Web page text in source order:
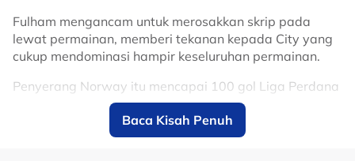
Fulham mengancam untuk merosakkan skrip pada
lewat permainan, memberi tekanan kepada City yang
cukup mendominasi hampir keseluruhan permainan.
Penyerang Norway itu mencapai 100 gol Liga Perdana
Inggeris dalam hanya 111 penampilan, memecahkan
penanda aras sebelumnya yang ditetapkan oleh Alan
Baca Kisah Penuh